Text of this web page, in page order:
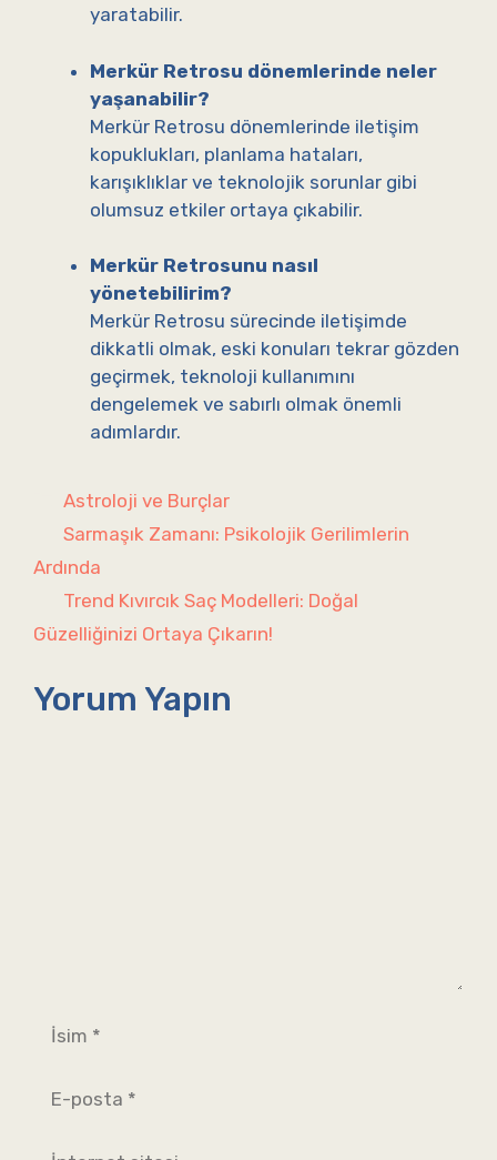
yaratabilir.
Merkür Retrosu dönemlerinde neler
yaşanabilir?
Merkür Retrosu dönemlerinde iletişim
kopuklukları, planlama hataları,
karışıklıklar ve teknolojik sorunlar gibi
olumsuz etkiler ortaya çıkabilir.
Merkür Retrosunu nasıl
yönetebilirim?
Merkür Retrosu sürecinde iletişimde
dikkatli olmak, eski konuları tekrar gözden
geçirmek, teknoloji kullanımını
dengelemek ve sabırlı olmak önemli
adımlardır.
Kategoriler
Astroloji ve Burçlar
Sarmaşık Zamanı: Psikolojik Gerilimlerin
Ardında
Trend Kıvırcık Saç Modelleri: Doğal
Güzelliğinizi Ortaya Çıkarın!
Yorum Yapın
İsim
posta
İnternet